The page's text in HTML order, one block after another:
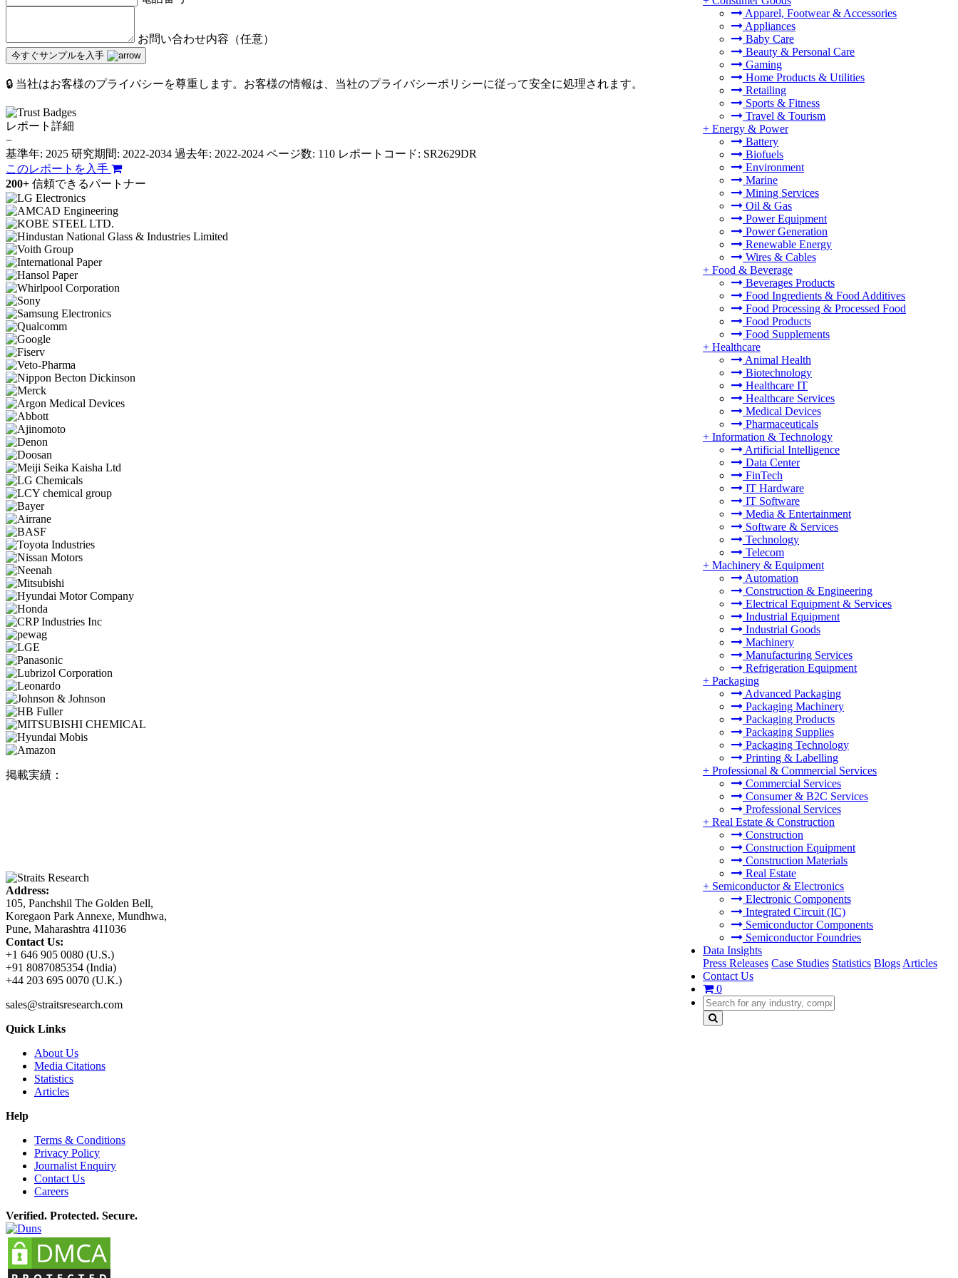
Apparel, Footwear & Accessories
Appliances
Baby Care
Beauty & Personal Care
Gaming
Home Products & Utilities
Retailing
Sports & Fitness
Travel & Tourism
+ Energy & Power
Battery
Biofuels
Environment
Marine
Mining Services
Oil & Gas
Power Equipment
Power Generation
Renewable Energy
Wires & Cables
+ Food & Beverage
Beverages Products
Food Ingredients & Food Additives
Food Processing & Processed Food
Food Products
Food Supplements
+ Healthcare
Animal Health
Biotechnology
Healthcare IT
Healthcare Services
Medical Devices
Pharmaceuticals
+ Information & Technology
Artificial Intelligence
Data Center
FinTech
IT Hardware
IT Software
Media & Entertainment
Software & Services
Technology
Telecom
+ Machinery & Equipment
Automation
Construction & Engineering
Electrical Equipment & Services
Industrial Equipment
Industrial Goods
Machinery
Manufacturing Services
Refrigeration Equipment
+ Packaging
Advanced Packaging
Packaging Machinery
Packaging Products
Packaging Supplies
Packaging Technology
Printing & Labelling
+ Professional & Commercial Services
Commercial Services
Consumer & B2C Services
Professional Services
+ Real Estate & Construction
Construction
Construction Equipment
Construction Materials
Real Estate
+ Semiconductor & Electronics
Electronic Components
Integrated Circuit (IC)
Semiconductor Components
Semiconductor Foundries
Data Insights
Press Releases Case Studies Statistics Blogs Articles
Contact Us
0
お問い合わせ内容（任意）
今すぐサンプルを入手
🔒 当社はお客様のプライバシーを尊重します。お客様の情報は、当社のプライバシーポリシーに従って安全に処理されます。
レポート詳細
−
基準年: 2025 研究期間: 2022-2034 過去年: 2022-2024 ページ数: 110 レポートコード: SR2629DR
このレポートを入手
200+ 信頼できるパートナー
掲載実績：
Address:
105, Panchshil The Golden Bell,
Koregaon Park Annexe, Mundhwa,
Pune, Maharashtra 411036
Contact Us:
+1 646 905 0080 (U.S.)
+91 8087085354 (India)
+44 203 695 0070 (U.K.)
sales@straitsresearch.com
Quick Links
About Us
Media Citations
Statistics
Articles
Help
Terms & Conditions
Privacy Policy
Journalist Enquiry
Contact Us
Careers
Verified. Protected. Secure.